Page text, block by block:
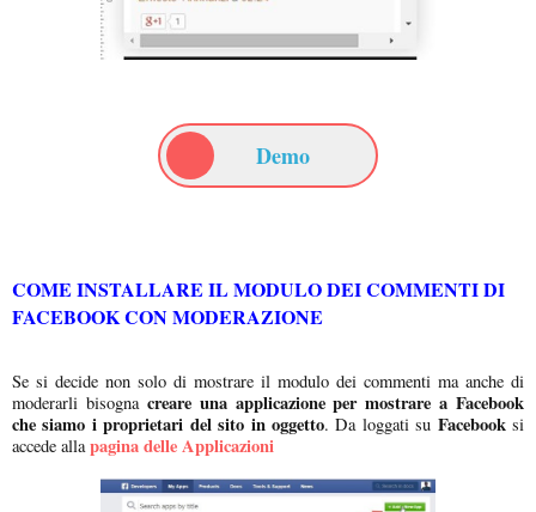
Demo
COME INSTALLARE IL MODULO DEI COMMENTI DI
FACEBOOK CON MODERAZIONE
Se si decide non solo di mostrare il modulo dei commenti ma anche di
moderarli bisogna creare una applicazione per mostrare a Facebook
che siamo i proprietari del sito in oggetto. Da loggati su Facebooksi
accede allapagina delle Applicazioni